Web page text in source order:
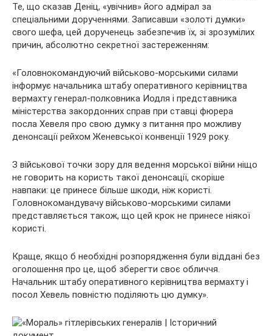
Те, що сказав Деніц, «увічнив» його адмірал за
спеціальними дорученнями. Записавши «золоті думки»
свого шефа, цей дорученець забезпечив їх, зі зрозумілих
причин, абсолютно секретної застереженням:
«Головнокомандуючий військово-морськими силами
інформує начальника штабу оперативного керівництва
вермахту генерал-полковника Иодля і представника
міністерства закордонних справ при ставці фюрера
посла Хевеля про свою думку з питання про можливу
денонсації рейхом Женевської конвенції 1929 року.
З військової точки зору для ведення морської війни ніщо
не говорить на користь такої денонсації, скоріше
навпаки: це принесе більше шкоди, ніж користі.
Головнокомандувачу військово-морськими силами
представляється також, що цей крок не принесе ніякої
користі.
Краще, якщо б необхідні розпорядження були віддані без
оголошення про це, щоб зберегти своє обличчя.
Начальник штабу оперативного керівництва вермахту і
посол Хевель повністю поділяють цю думку».